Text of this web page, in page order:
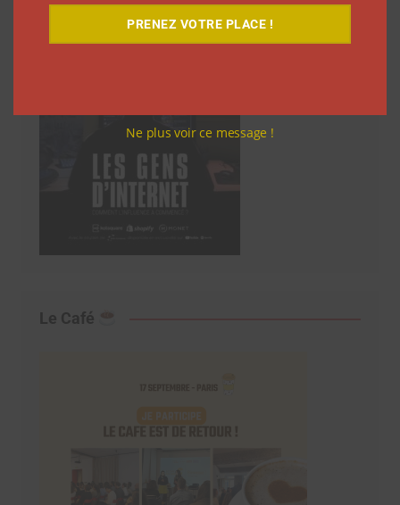
Le Café
PRENEZ VOTRE PLACE !
Ne plus voir ce message !